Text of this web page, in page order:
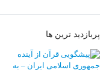
پربازدید ترین ها